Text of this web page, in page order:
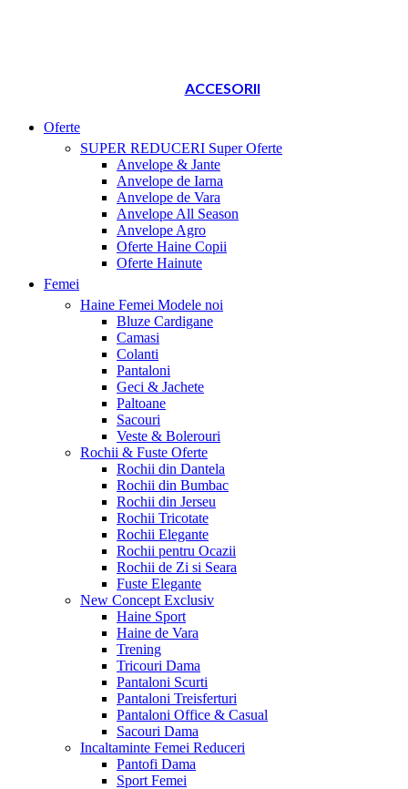
ACCESORII
Oferte
SUPER REDUCERI Super Oferte
Anvelope & Jante
Anvelope de Iarna
Anvelope de Vara
Anvelope All Season
Anvelope Agro
Oferte Haine Copii
Oferte Hainute
Femei
Haine Femei Modele noi
Bluze Cardigane
Camasi
Colanti
Pantaloni
Geci & Jachete
Paltoane
Sacouri
Veste & Bolerouri
Rochii & Fuste Oferte
Rochii din Dantela
Rochii din Bumbac
Rochii din Jerseu
Rochii Tricotate
Rochii Elegante
Rochii pentru Ocazii
Rochii de Zi si Seara
Fuste Elegante
New Concept Exclusiv
Haine Sport
Haine de Vara
Trening
Tricouri Dama
Pantaloni Scurti
Pantaloni Treisferturi
Pantaloni Office & Casual
Sacouri Dama
Incaltaminte Femei Reduceri
Pantofi Dama
Sport Femei